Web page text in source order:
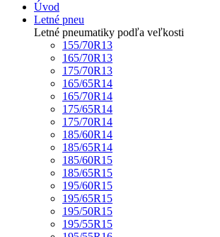
Úvod
Letné pneu
Letné pneumatiky podľa veľkosti
155/70R13
165/70R13
175/70R13
165/65R14
165/70R14
175/65R14
175/70R14
185/60R14
185/65R14
185/60R15
185/65R15
195/60R15
195/65R15
195/50R15
195/55R15